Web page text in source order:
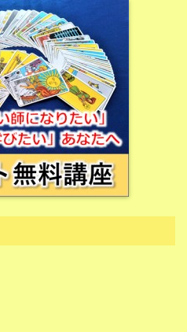
広告